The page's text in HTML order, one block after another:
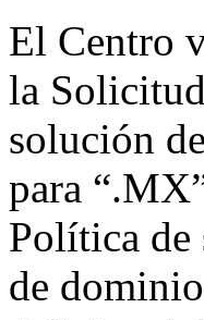
El Centro
la
solución
para
Política de
de